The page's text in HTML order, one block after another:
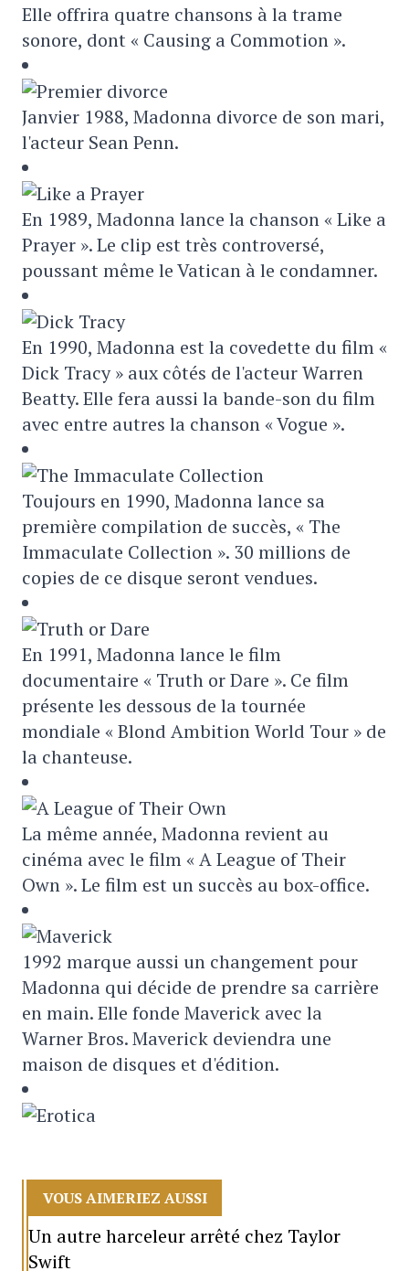
Elle offrira quatre chansons à la trame
sonore, dont « Causing a Commotion ».
Janvier 1988, Madonna divorce de son mari,
l'acteur Sean Penn.
En 1989, Madonna lance la chanson « Like a
Prayer ». Le clip est très controversé,
poussant même le Vatican à le condamner.
En 1990, Madonna est la covedette du film «
Dick Tracy » aux côtés de l'acteur Warren
Beatty. Elle fera aussi la bande-son du film
avec entre autres la chanson « Vogue ».
Toujours en 1990, Madonna lance sa
première compilation de succès, « The
Immaculate Collection ». 30 millions de
copies de ce disque seront vendues.
En 1991, Madonna lance le film
documentaire « Truth or Dare ». Ce film
présente les dessous de la tournée
mondiale « Blond Ambition World Tour » de
la chanteuse.
La même année, Madonna revient au
cinéma avec le film « A League of Their
Own ». Le film est un succès au box-office.
1992 marque aussi un changement pour
Madonna qui décide de prendre sa carrière
en main. Elle fonde Maverick avec la
Warner Bros. Maverick deviendra une
maison de disques et d'édition.
VOUS AIMERIEZ AUSSI
Un autre harceleur arrêté chez Taylor
Swift